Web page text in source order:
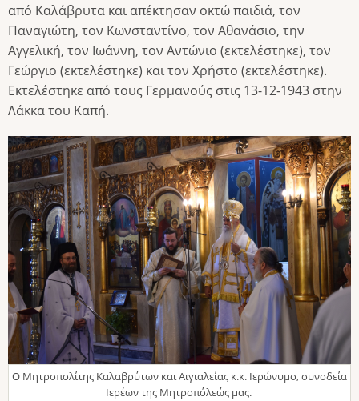
από Καλάβρυτα και απέκτησαν οκτώ παιδιά, τον
Παναγιώτη, τον Κωνσταντίνο, τον Αθανάσιο, την
Αγγελική, τον Ιωάννη, τον Αντώνιο (εκτελέστηκε), τον
Γεώργιο (εκτελέστηκε) και τον Χρήστο (εκτελέστηκε).
Εκτελέστηκε από τους Γερμανούς στις 13-12-1943 στην
Λάκκα του Καπή.
Ο Μητροπολίτης Καλαβρύτων και Αιγιαλείας κ.κ. Ιερώνυμο, συνοδεία
Ιερέων της Μητροπόλεώς μας.